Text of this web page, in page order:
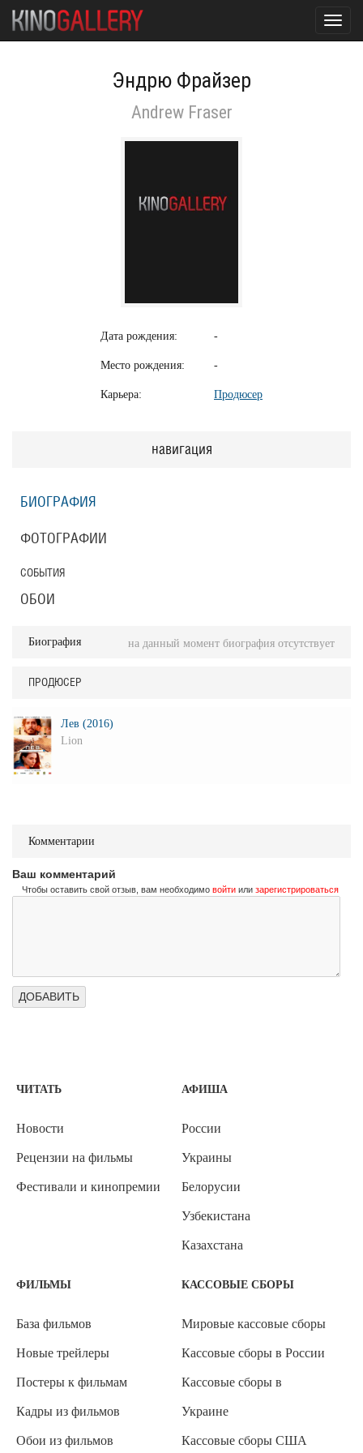
Эндрю Фрайзер
Andrew Fraser
Дата рождения: -
Место рождения: -
Карьера: Продюсер
навигация
БИОГРАФИЯ
ФОТОГРАФИИ
СОБЫТИЯ
ОБОИ
Биография на данный момент биография отсутствует
ПРОДЮСЕР
Лев (2016)
Lion
Комментарии
Ваш комментарий
Чтобы оставить свой отзыв, вам необходимо войти или зарегистрироваться
ЧИТАТЬ
Новости
Рецензии на фильмы
Фестивали и кинопремии
АФИША
России
Украины
Белорусии
Узбекистана
Казахстана
ФИЛЬМЫ
База фильмов
Новые трейлеры
Постеры к фильмам
Кадры из фильмов
Обои из фильмов
КАССОВЫЕ СБОРЫ
Мировые кассовые сборы
Кассовые сборы в России
Кассовые сборы в
Украине
Кассовые сборы США